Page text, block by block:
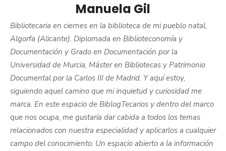
Manuela Gil
Bibliotecaria en ciernes en la biblioteca de mi pueblo natal,
Algorfa (Alicante). Diplomada en Biblioteconomía y
Documentación y Grado en Documentación por la
Universidad de Murcia, Máster en Bibliotecas y Patrimonio
Documental por la Carlos III de Madrid. Y aquí estoy,
siguiendo aquel camino que mi inquietud y curiosidad me
marca. En este espacio de BiblogTecarios y dentro del marco
que nos ocupa, me gustaría dar cabida a todos los temas
relacionados con nuestra especialidad y aplicarlos a cualquier
campo del conocimiento. Un espacio abierto a la información